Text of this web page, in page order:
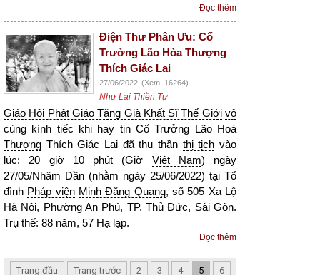
Đọc thêm
Điện Thư Phân Ưu: Cố
Trưởng Lão Hòa Thượng
Thích Giác Lai
27/06/2022 (Xem: 16264)
Như Lai Thiền Tự
Giáo Hội Phật Giáo Tăng Già Khất Sĩ Thế Giới vô
cùng kính tiếc khi hay tinCốTrưởng Lão Hoà
Thượng Thích Giác Lai đã thu thần thị tịch vào
lúc: 20 giờ 10 phút (Giờ Việt Nam) ngày
27/05/Nhâm Dần (nhằm ngày 25/06/2022) tại Tổ
đình Pháp viện Minh Đăng Quang, số 505 Xa Lộ
Hà Nội, Phường An Phú, TP. Thủ Đức, Sài Gòn.
Trụ thế: 88 năm, 57 Hạ lạp.
Đọc thêm
Trang đầu Trang trước 2 3 4 5
6